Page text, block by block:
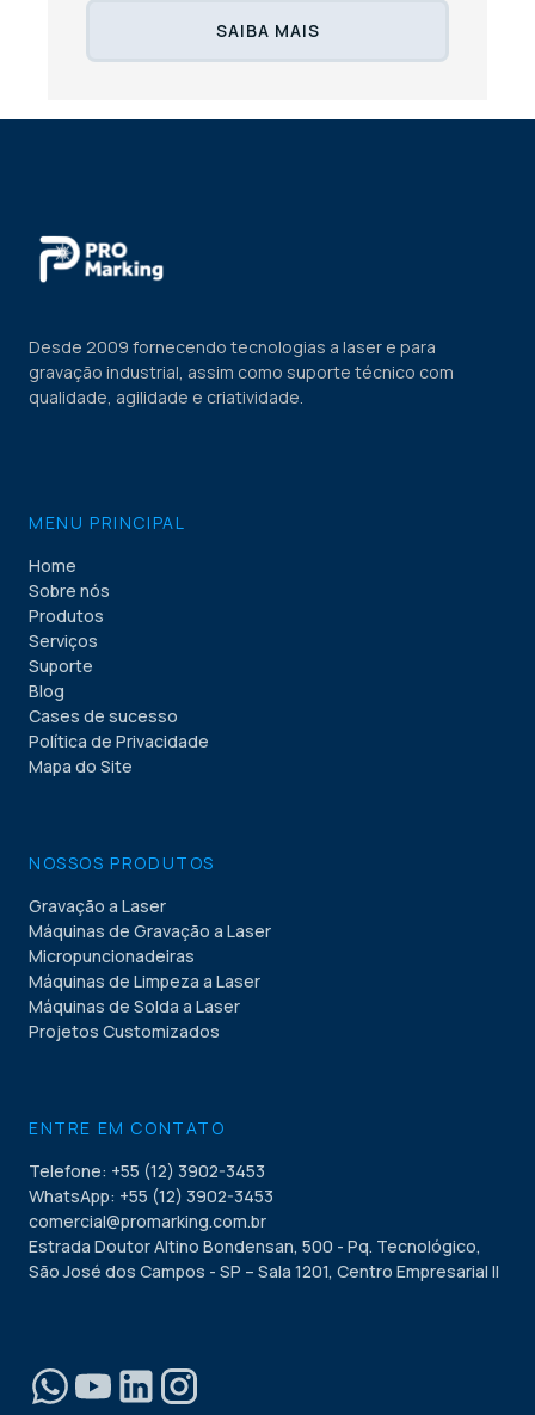
SAIBA MAIS
Desde 2009 fornecendo tecnologias a laser e para
gravação industrial, assim como suporte técnico com
qualidade, agilidade e criatividade.
MENU PRINCIPAL
Home
Sobre nós
Produtos
Serviços
Suporte
Blog
Cases de sucesso
Política de Privacidade
Mapa do Site
NOSSOS PRODUTOS
Gravação a Laser
Máquinas de Gravação a Laser
Micropuncionadeiras
Máquinas de Limpeza a Laser
Máquinas de Solda a Laser
Projetos Customizados
ENTRE EM CONTATO
Telefone: +55 (12) 3902-3453
WhatsApp: +55 (12) 3902-3453
comercial@promarking.com.br
Estrada Doutor Altino Bondensan, 500 - Pq. Tecnológico,
São José dos Campos - SP – Sala 1201, Centro Empresarial II